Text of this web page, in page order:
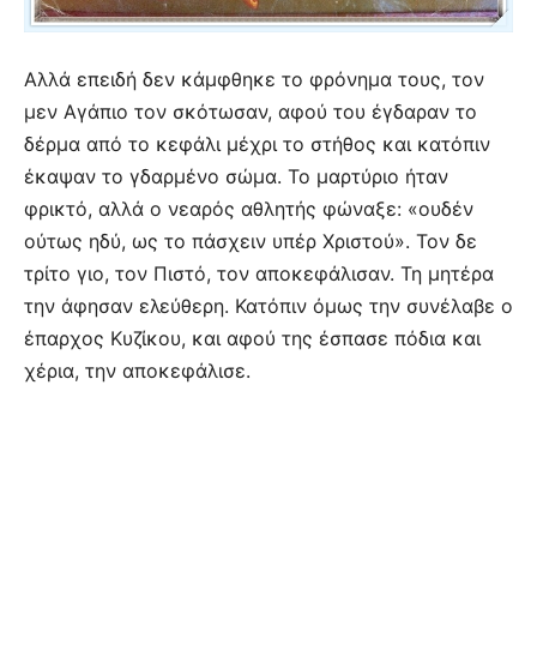
Αλλά επειδή δεν κάμφθηκε το φρόνημα τους, τον
μεν Αγάπιο τον σκότωσαν, αφού του έγδαραν το
δέρμα από το κεφάλι μέχρι το στήθος και κατόπιν
έκαψαν το γδαρμένο σώμα. Το μαρτύριο ήταν
φρικτό, αλλά ο νεαρός αθλητής φώναξε: «ουδέν
ούτως ηδύ, ως το πάσχειν υπέρ Χριστού». Τον δε
τρίτο γιο, τον Πιστό, τον αποκεφάλισαν. Τη μητέρα
την άφησαν ελεύθερη. Κατόπιν όμως την συνέλαβε ο
έπαρχος Κυζίκου, και αφού της έσπασε πόδια και
χέρια, την αποκεφάλισε.